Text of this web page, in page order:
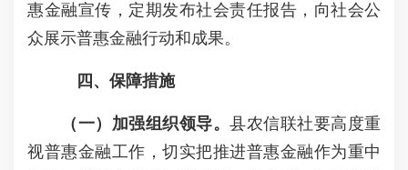
惠金融宣传，定期发布社会责任报告，向社会公
众展示普惠金融行动和成果。
四、保障措施
（一）加强组织领导。 县农信联社要高度重
视普惠金融工作，切实把推进普惠金融作为重中